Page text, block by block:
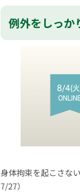
例外をしっか
身体拘束を起こさな
7/27）